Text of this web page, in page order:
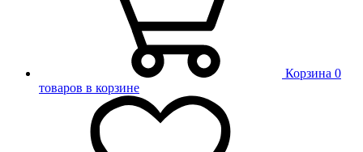
Корзина 0
товаров в корзине